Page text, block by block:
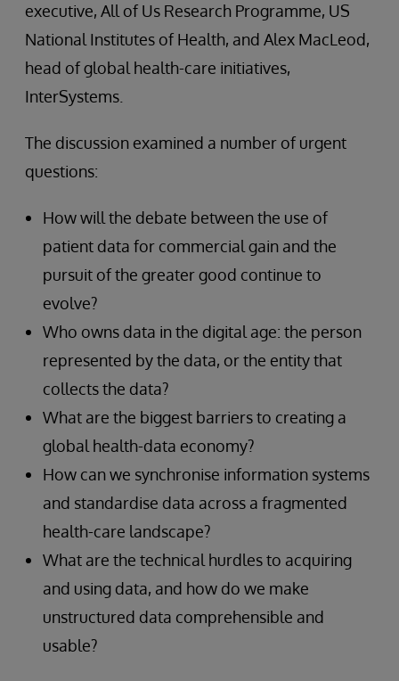
executive, All of Us Research Programme, US
National Institutes of Health, and Alex MacLeod,
head of global health-care initiatives,
InterSystems.
The discussion examined a number of urgent
questions:
How will the debate between the use of
patient data for commercial gain and the
pursuit of the greater good continue to
evolve?
Who owns data in the digital age: the person
represented by the data, or the entity that
collects the data?
What are the biggest barriers to creating a
global health-data economy?
How can we synchronise information systems
and standardise data across a fragmented
health-care landscape?
What are the technical hurdles to acquiring
and using data, and how do we make
unstructured data comprehensible and
usable?